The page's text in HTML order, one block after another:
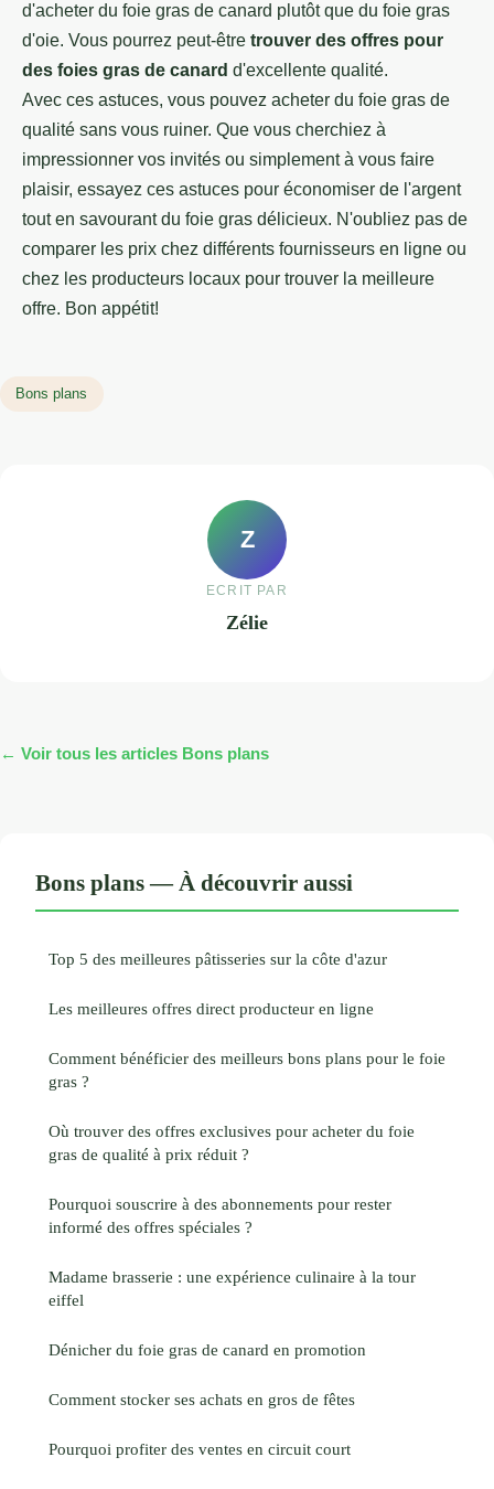
d'acheter du foie gras de canard plutôt que du foie gras
d'oie. Vous pourrez peut-être trouver des offres pour
des foies gras de canard d'excellente qualité.
Avec ces astuces, vous pouvez acheter du foie gras de
qualité sans vous ruiner. Que vous cherchiez à
impressionner vos invités ou simplement à vous faire
plaisir, essayez ces astuces pour économiser de l'argent
tout en savourant du foie gras délicieux. N'oubliez pas de
comparer les prix chez différents fournisseurs en ligne ou
chez les producteurs locaux pour trouver la meilleure
offre. Bon appétit!
Bons plans
Z
ECRIT PAR
Zélie
← Voir tous les articles Bons plans
Bons plans — À découvrir aussi
Top 5 des meilleures pâtisseries sur la côte d'azur
Les meilleures offres direct producteur en ligne
Comment bénéficier des meilleurs bons plans pour le foie
gras ?
Où trouver des offres exclusives pour acheter du foie
gras de qualité à prix réduit ?
Pourquoi souscrire à des abonnements pour rester
informé des offres spéciales ?
Madame brasserie : une expérience culinaire à la tour
eiffel
Dénicher du foie gras de canard en promotion
Comment stocker ses achats en gros de fêtes
Pourquoi profiter des ventes en circuit court